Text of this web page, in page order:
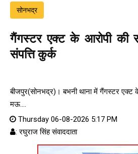
सोनभद्र
गैंगस्टर एक्ट के आरोपी की
संपत्ति कुर्क
बीजपुर(सोनभद्र)। बभनी थाना में गैंगस्टर
मऊ....
Thursday 06-08-2026 5:17 PM
: रघुराज सिंह संवाददाता